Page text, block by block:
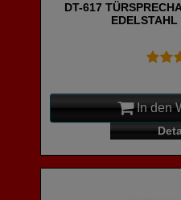
DT-617
EDELSTAHL
In den